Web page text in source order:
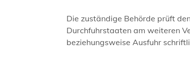
Die zuständige Behörde prüft
Durchfuhrstaaten am weiteren
beziehungsweise Ausfuhr